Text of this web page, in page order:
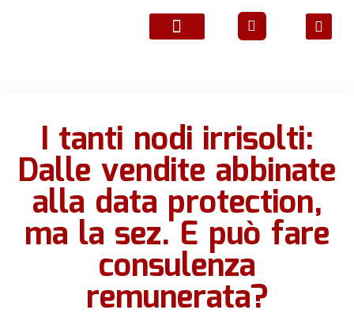
I tanti nodi irrisolti:
Dalle vendite abbinate
alla data protection,
ma la sez. E può fare
consulenza
remunerata?